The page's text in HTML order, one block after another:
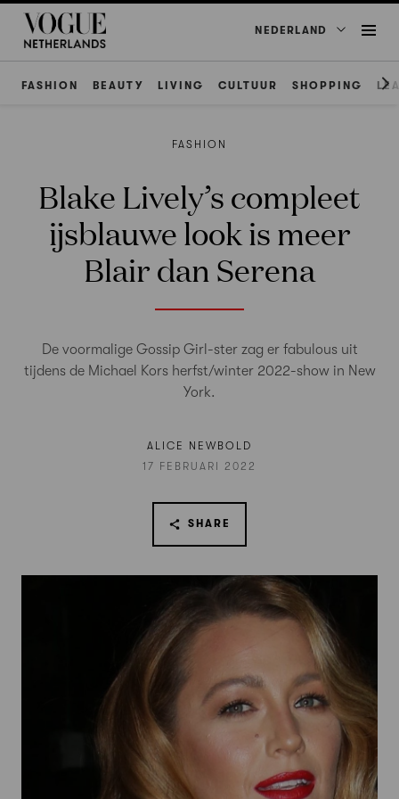
NEDERLAND
FASHION BEAUTY LIVING CULTUUR SHOPPING
FASHION
Blake Lively’s compleet
ijsblauwe look is meer
Blair dan Serena
De voormalige Gossip Girl-ster zag er fabulous uit
tijdens de Michael Kors herfst/winter 2022-show in New
York.
ALICE NEWBOLD
17 FEBRUARI 2022
SHARE